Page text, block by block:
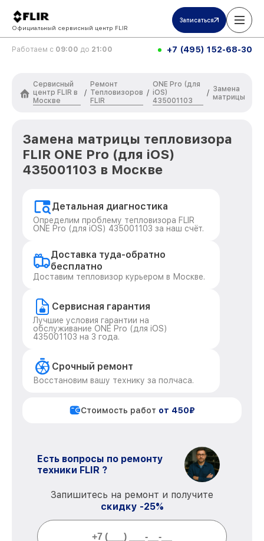
Официальный сервисный центр FLIR
Записаться
Работаем с 09:00 до 21:00 +7 (495) 152-68-30
Сервисный
центр FLIR в
Москве
/
Ремонт
Тепловизоров
FLIR
/
ONE Pro (для
iOS)
435001103
/ Замена
матрицы
Замена матрицы тепловизора
FLIR ONE Pro (для iOS)
435001103 в Москве
Детальная диагностика
Определим проблему тепловизора FLIR
ONE Pro (для iOS) 435001103 за наш счёт.
Доставка туда-обратно
бесплатно
Доставим тепловизор курьером в Москве.
Сервисная гарантия
Лучшие условия гарантии на
обслуживание ONE Pro (для iOS)
435001103 на 3 года.
Срочный ремонт
Восстановим вашу технику за полчаса.
Стоимость работ от 450₽
Есть вопросы по ремонту
техники FLIR ?
Запишитесь на ремонт и получите
скидку -25%